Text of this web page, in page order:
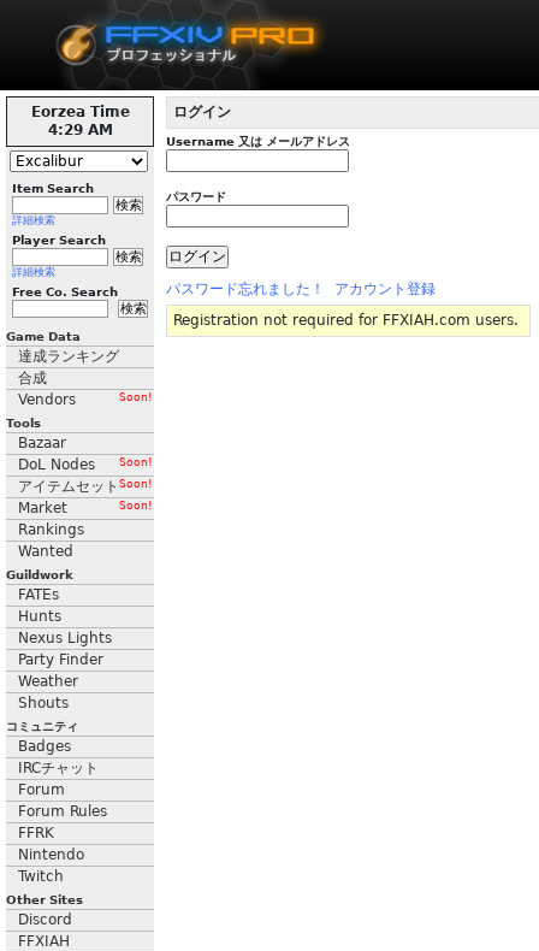
Eorzea Time
4:29 AM
Item Search
詳細検索
Player Search
詳細検索
Free Co. Search
Game Data
達成ランキング
合成
Vendors
Soon!
Tools
Bazaar
DoL Nodes
Soon!
アイテムセット Soon!
Market Soon!
Rankings
Wanted
Guildwork
FATEs
Hunts
Nexus Lights
Party Finder
Weather
Shouts
コミュニティ
Badges
IRCチャット
Forum
Forum Rules
FFRK
Nintendo
Twitch
Other Sites
Discord
FFXIAH
ログイン
Username 又は メールアドレス
パスワード
パスワード忘れました！
アカウント登録
Registration not required for FFXIAH.com users.